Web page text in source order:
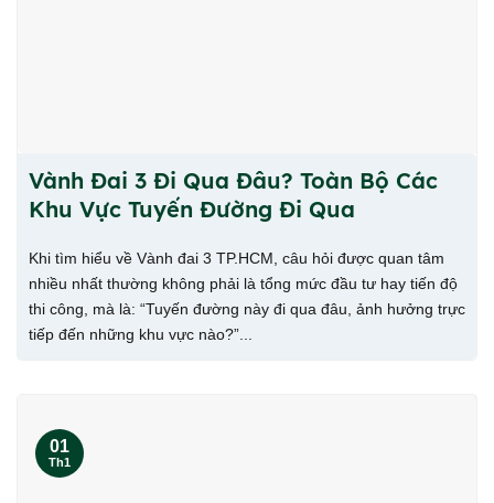
Vành Đai 3 Đi Qua Đâu? Toàn Bộ Các
Khu Vực Tuyến Đường Đi Qua
Khi tìm hiểu về Vành đai 3 TP.HCM, câu hỏi được quan tâm
nhiều nhất thường không phải là tổng mức đầu tư hay tiến độ
thi công, mà là: “Tuyến đường này đi qua đâu, ảnh hưởng trực
tiếp đến những khu vực nào?”...
01
Th1